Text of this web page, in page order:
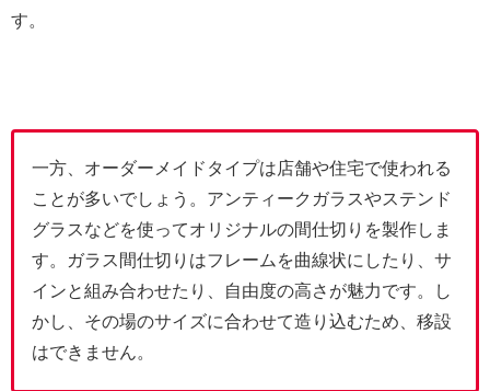
す。
一方、オーダーメイドタイプは店舗や住宅で使われる
ことが多いでしょう。アンティークガラスやステンド
グラスなどを使ってオリジナルの間仕切りを製作しま
す。ガラス間仕切りはフレームを曲線状にしたり、サ
インと組み合わせたり、自由度の高さが魅力です。し
かし、その場のサイズに合わせて造り込むため、移設
はできません。